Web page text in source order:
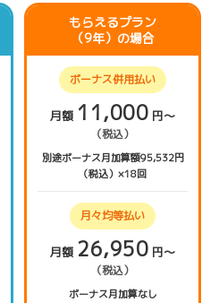
もらえるプラン
（9年）の場合
ボーナス併用払い
月額 11,000 円〜
（税込）
別途ボーナス月加算額95,532円
（税込）×18回
月々均等払い
月額 26,950 円〜
（税込）
ボーナス月加算なし